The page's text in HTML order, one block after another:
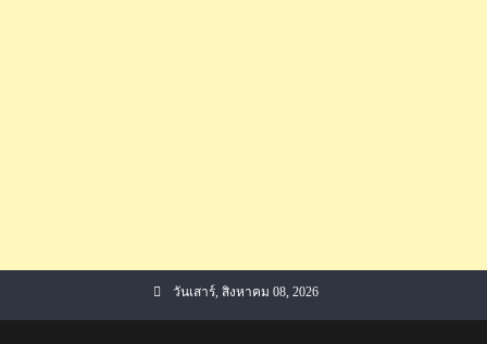
วันเสาร์, สิงหาคม 08, 2026